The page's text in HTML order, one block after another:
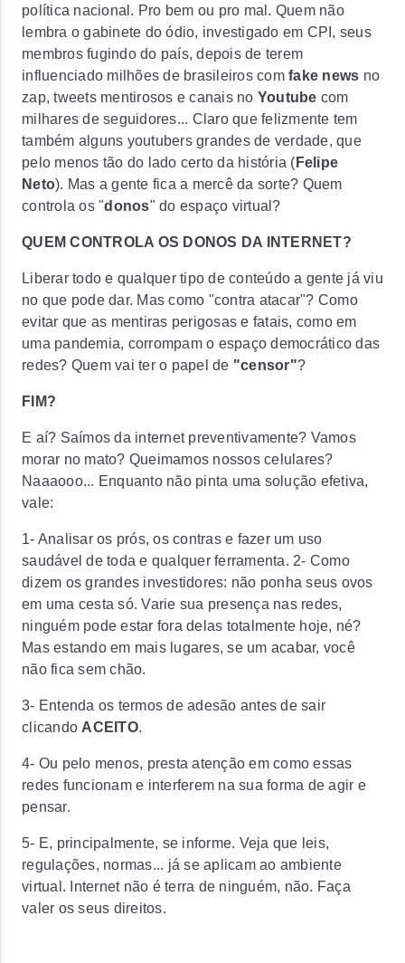
política nacional. Pro bem ou pro mal. Quem não
lembra o gabinete do ódio, investigado em CPI, seus
membros fugindo do país, depois de terem
influenciado milhões de brasileiros com fake news no
zap, tweets mentirosos e canais no Youtube com
milhares de seguidores... Claro que felizmente tem
também alguns youtubersgrandes de verdade, que
pelo menos tão do lado certo da história ( Felipe
Neto). Mas a gente fica a mercê da sorte? Quem
controla os "donos" do espaço virtual?
QUEM CONTROLA OS DONOS DA INTERNET?
Liberar todo e qualquer tipo de conteúdo a gente já viu
no que pode dar. Mas como "contra atacar"? Como
evitar que as mentiras perigosas e fatais, como em
uma pandemia, corrompam o espaço democrático das
redes? Quem vai ter o papel de "censor"?
FIM?
E aí? Saímos da internet preventivamente? Vamos
morar no mato? Queimamos nossos celulares?
Naaaooo... Enquanto não pinta uma solução efetiva,
vale:
1- Analisar os prós, os contras e fazer um uso
saudável de toda e qualquer ferramenta. 2- Como
dizem os grandes investidores: não ponha seus ovos
em uma cesta só. Varie sua presença nas redes,
ninguém pode estar fora delas totalmente hoje, né?
Mas estando em mais lugares, se um acabar, você
não fica sem chão.
3- Entenda os termos de adesão antes de sair
clicando ACEITO.
4- Ou pelo menos, presta atenção em como essas
redes funcionam e interferem na sua forma de agir e
pensar.
5- E, principalmente, se informe. Veja que leis,
regulações, normas... já se aplicam ao ambiente
virtual. Internet não é terra de ninguém, não. Faça
valer os seus direitos.